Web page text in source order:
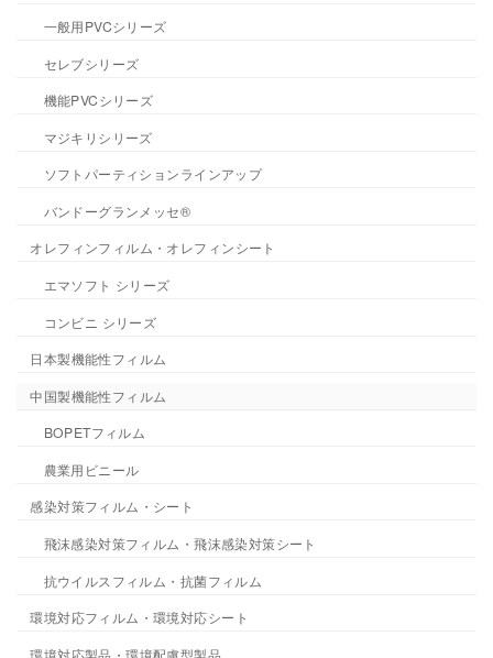
一般用PVCシリーズ
セレブシリーズ
機能PVCシリーズ
マジキリシリーズ
ソフトパーティションラインアップ
バンドーグランメッセ®
オレフィンフィルム・オレフィンシート
エマソフト シリーズ
コンビニ シリーズ
日本製機能性フィルム
中国製機能性フィルム
BOPETフィルム
農業用ビニール
感染対策フィルム・シート
飛沫感染対策フィルム・飛沫感染対策シート
抗ウイルスフィルム・抗菌フィルム
環境対応フィルム・環境対応シート
環境対応製品・環境配慮型製品